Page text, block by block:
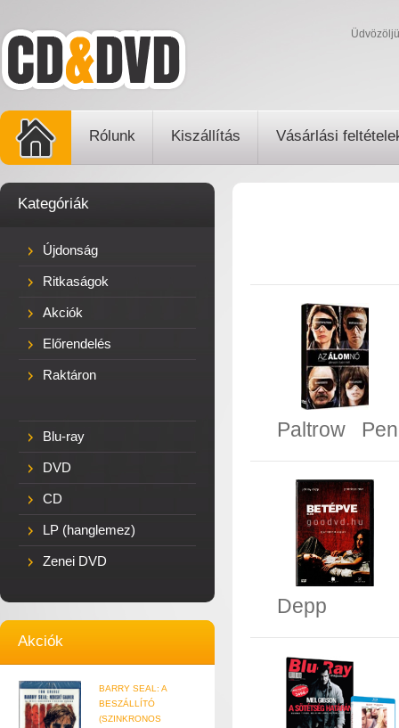
Rólunk Kiszállítás Vásárlási
Kategóriák
Újdonság
Ritkaságok
Akciók
Előrendelés
Raktáron
Blu-ray
DVD
CD
LP (hanglemez)
Zenei DVD
Akciók
BARRY SEAL: A
BESZÁLLÍTÓ
(SZINKRONOS
Paltrow
Depp